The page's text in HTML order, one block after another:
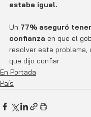
estaba igual.
Un 77% aseguró
confianza en que el
resolver este problema,
que dijo confiar.
En Portada
País